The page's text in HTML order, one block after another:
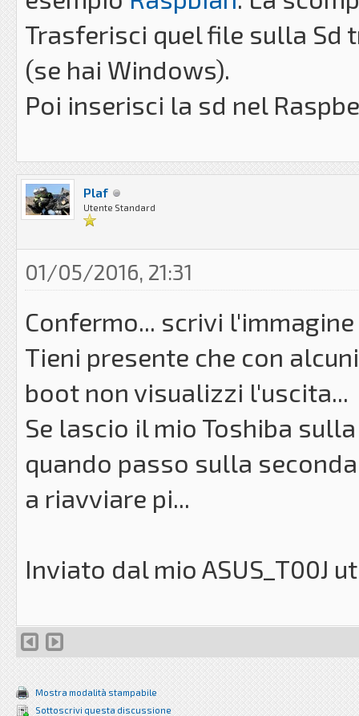
Trasferisci quel file sulla Sd
(se hai Windows).
Poi inserisci la sd nel
Plaf
Utente Standard
01/05/2016, 21:31
Confermo... scrivi
Tieni presente che con
boot non visualizzi l'uscita...
Se lascio il mio Toshiba
quando passo sulla
a riavviare pi...
Inviato dal mio ASUS_T00J
Mostra modalità stampabile
Sottoscrivi questa discussione